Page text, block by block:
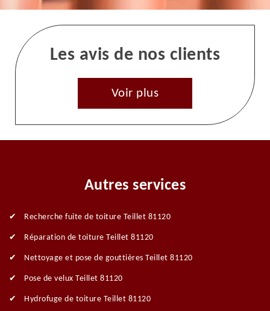
Les avis de nos clients
Voir plus
Autres services
Recherche fuite de toiture Teillet 81120
Réparation de toiture Teillet 81120
Nettoyage et pose de gouttières Teillet 81120
Pose de velux Teillet 81120
Hydrofuge de toiture Teillet 81120